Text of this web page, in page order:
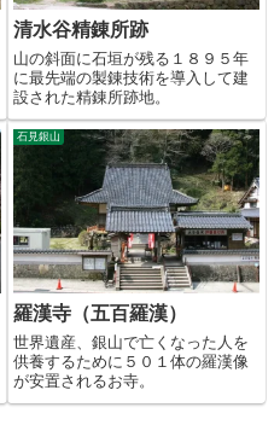
清水谷精錬所跡
山の斜面に石垣が残る１８９５年
に最先端の製錬技術を導入して建
設された精錬所跡地。
石見銀山
羅漢寺（五百羅漢）
世界遺産、銀山で亡くなった人を
供養するために５０１体の羅漢像
が安置されるお寺。